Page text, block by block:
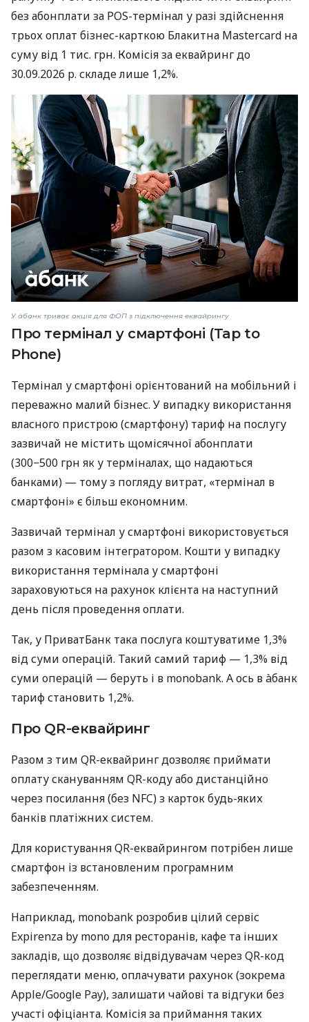
без абонплати за POS-термінал у разі здійснення
трьох оплат бізнес-карткою Блакитна Mastercard на
суму від 1 тис. грн. Комісія за еквайринг до
30.09.2026 р. складе лише 1,2%.
У àбанк триває акція для ФОП з підключення еквайрингу
Про термінал у смартфоні (Tap to
Phone)
Термінал у смартфоні орієнтований на мобільний і
переважно малий бізнес. У випадку використання
власного пристрою (смартфону) тариф на послугу
зазвичай не містить щомісячної абонплати
(300−500 грн як у терміналах, що надаються
банками) — тому з погляду витрат, «термінал в
смартфоні» є більш економним.
Зазвичай термінал у смартфоні використовується
разом з касовим інтегратором. Кошти у випадку
використання термінала у смартфоні
зараховуються на рахунок клієнта на наступний
день після проведення оплати.
Так, у ПриватБанк така послуга коштуватиме 1,3%
від суми операцій. Такий самий тариф — 1,3% від
суми операцій — беруть і в monobank. А ось в àбанк
тариф становить 1,2%.
Про QR-еквайринг
Разом з тим QR-еквайринг дозволяє приймати
оплату скануванням QR-коду або дистанційно
через посилання (без NFC) з карток будь-яких
банків платіжних систем.
Для користування QR-еквайрингом потрібен лише
смартфон із встановленим програмним
забезпеченням.
Наприклад, monobank розробив цілий сервіс
Expirenza by mono для ресторанів, кафе та інших
закладів, що дозволяє відвідувачам через QR-код
переглядати меню, оплачувати рахунок (зокрема
Apple/Google Pay), залишати чайові та відгуки без
участі офіціанта. Комісія за приймання таких